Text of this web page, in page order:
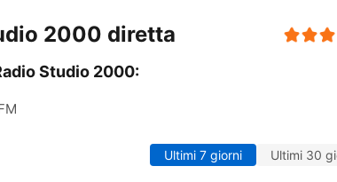
2000 diretta
Studio 2000:
Ultimi 7 giorni Ultimi 30